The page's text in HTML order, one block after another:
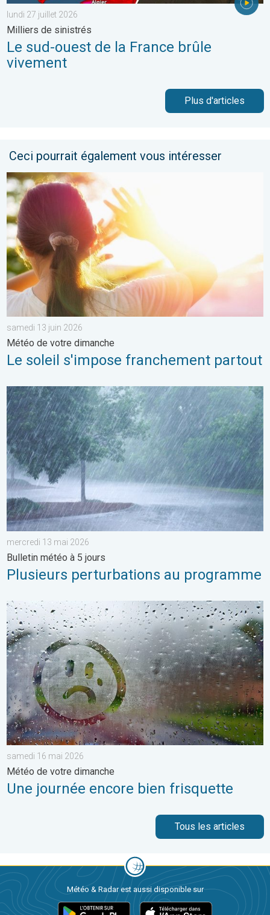
lundi 27 juillet 2026
Milliers de sinistrés
Le sud-ouest de la France brûle
vivement
Plus d'articles
Ceci pourrait également vous intéresser
Le soleil s'impose franchement partout. Météo de votre
samedi 13 juin 2026
Météo de votre dimanche
Le soleil s'impose franchement partout
Plusieurs perturbations au programme. Bulletin météo à 5
mercredi 13 mai 2026
Bulletin météo à 5 jours
Plusieurs perturbations au programme
Une journée encore bien frisquette. Météo de votre
samedi 16 mai 2026
Météo de votre dimanche
Une journée encore bien frisquette
Tous les articles
Météo & Radar est aussi disponible sur